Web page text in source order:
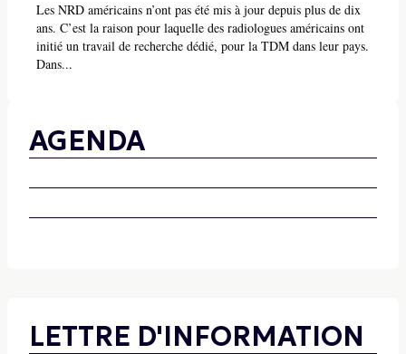
Les NRD américains n’ont pas été mis à jour depuis plus de dix
ans. C’est la raison pour laquelle des radiologues américains ont
initié un travail de recherche dédié, pour la TDM dans leur pays.
Dans...
AGENDA
LETTRE D'INFORMATION